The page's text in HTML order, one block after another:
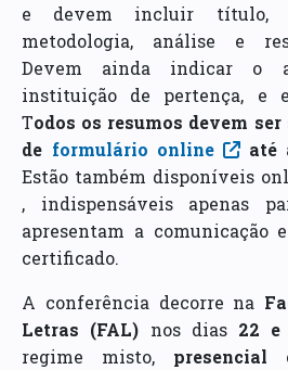
e devem incluir título,
metodologia, análise e
Devem ainda indicar o
instituição de pertença, e
Todos os resumos devem
de formulário online
até
Estão também disponíveis
, indispensáveis apenas
apresentam a comunicação
certificado.
A conferência decorre na
Letras (FAL) nos dias22 e
regime misto, presencial